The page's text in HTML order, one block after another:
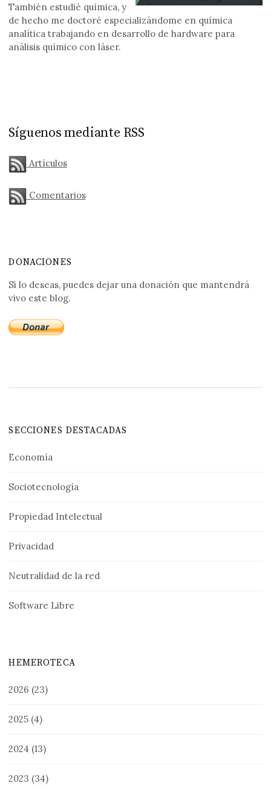
También estudié química, y
de hecho me doctoré especializándome en química
analítica trabajando en desarrollo de hardware para
análisis químico con láser.
Síguenos mediante RSS
Artículos
Comentarios
DONACIONES
Si lo deseas, puedes dejar una donación que mantendrá
vivo este blog.
SECCIONES DESTACADAS
Economía
Sociotecnología
Propiedad Intelectual
Privacidad
Neutralidad de la red
Software Libre
HEMEROTECA
2026 (23)
2025 (4)
2024 (13)
2023 (34)